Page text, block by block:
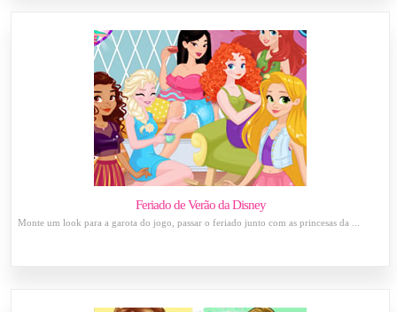
Feriado de Verão da Disney
Monte um look para a garota do jogo, passar o feriado junto com as princesas da ...